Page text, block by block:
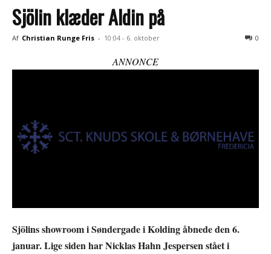
Sjölin klæder Aldin på
Af Christian Runge Fris - 10:04 - 6. oktober 0
ANNONCE
Sjölins showroom i Søndergade i Kolding åbnede den 6.
januar. Lige siden har Nicklas Hahn Jespersen stået i